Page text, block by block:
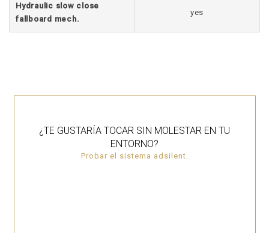
Hydraulic slow close
fallboard mech.
yes
¿TE GUSTARÍA TOCAR SIN MOLESTAR EN TU
ENTORNO?
Probar el sistema adsilent.